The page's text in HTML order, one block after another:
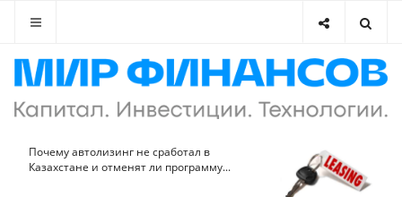
Почему автолизинг не сработал в
Казахстане и отменят ли программу...